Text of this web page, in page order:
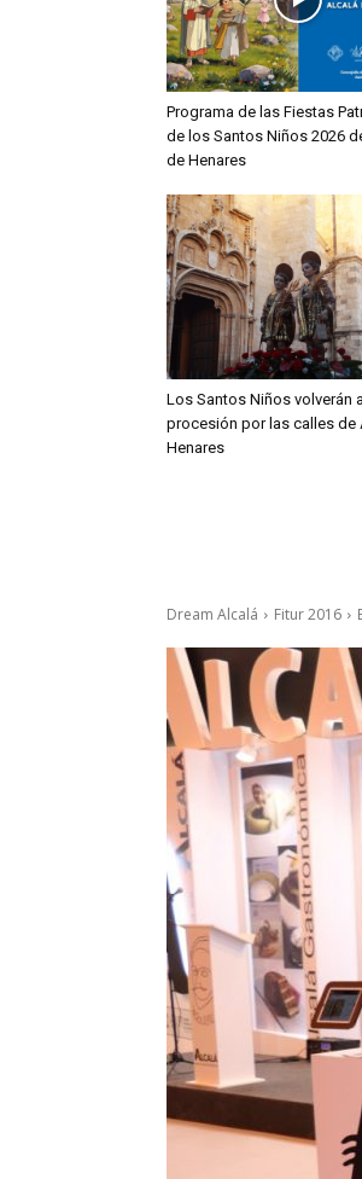
Programa de las Fiestas
de los Santos Niños 2026
de Henares
Los Santos Niños volverán
procesión por las calles de
Henares